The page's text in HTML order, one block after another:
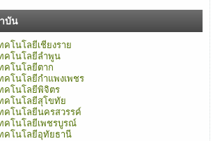
บัน
คโนโลยีเชียงราย
คโนโลยีลำพูน
คโนโลยีตาก
คโนโลยีกำแพงเพชร
คโนโลยีพิจิตร
คโนโลยีสุโขทัย
คโนโลยีนครสวรรค์
คโนโลยีเพชรบูรณ์
คโนโลยีอุทัยธานี